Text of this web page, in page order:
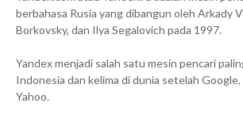
berbahasa Rusia yang dibangun oleh Arkady
Borkovsky, dan Ilya Segalovich pada 1997.
Yandex menjadi salah satu mesin pencari
Indonesia dan kelima di dunia setelah Google,
Yahoo.